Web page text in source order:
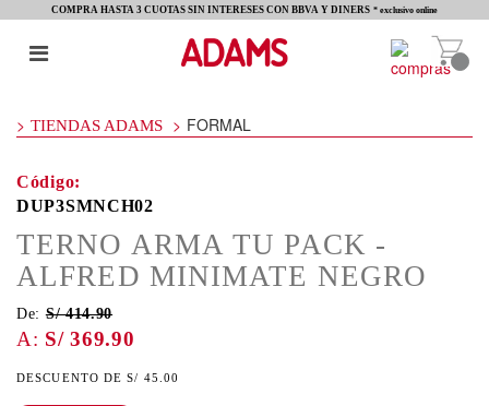
COMPRA HASTA 3 CUOTAS SIN INTERESES CON BBVA Y DINERS * exclusivo online
TIENDAS ADAMS FORMAL
DUP3SMNCH02
TERNO ARMA TU PACK -
ALFRED MINIMATE NEGRO
De:S/ 414.90
S/ 369.90
S/ 45.00